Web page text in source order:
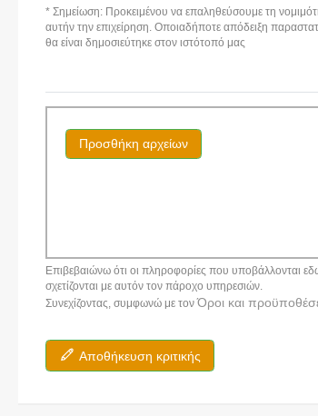
* Σημείωση: Προκειμένου να επαληθεύσουμε τη
αυτήν την επιχείρηση. Οποιαδήποτε απόδειξη
θα είναι δημοσιεύτηκε στον ιστότοπό μας
Προσθήκη αρχείων
Επιβεβαιώνω ότι οι πληροφορίες που υποβάλλονται εδώ
σχετίζονται με αυτόν τον πάροχο υπηρεσιών.
Συνεχίζοντας, συμφωνώ με τονΌροι και
Αποθήκευση κριτικής